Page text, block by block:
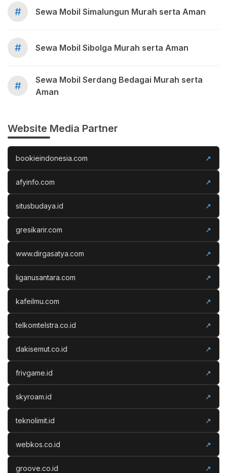
# Sewa Mobil Simalungun Murah serta Aman
# Sewa Mobil Sibolga Murah serta Aman
#
Sewa Mobil Serdang Bedagai Murah serta
Aman
Website Media Partner
bookieindonesia.com ↗
afyinfo.com ↗
situsbudaya.id ↗
gresikarir.com ↗
www.dirgasatya.com ↗
liganusantara.com ↗
kafeilmu.com ↗
telkomtelstra.co.id ↗
dakisemut.co.id ↗
frivgame.id ↗
skyroam.id ↗
teknolimit.id ↗
webkos.co.id ↗
groove.co.id ↗